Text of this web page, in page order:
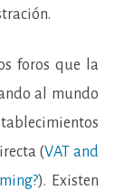
foros que la
al mundo
(VAT and
). Existen